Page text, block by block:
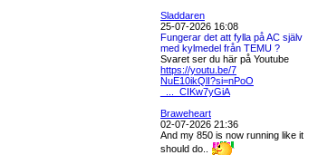
Sladdaren
25-07-2026 16:08
Fungerar det att fylla på AC själv
med kylmedel från TEMU ?
Svaret ser du här på Youtube
https://youtu.be/7
NuE10ikQlI?si=nPoO
_..._CIKw7yGiA
Braweheart
02-07-2026 21:36
And my 850 is now running like it
should do..